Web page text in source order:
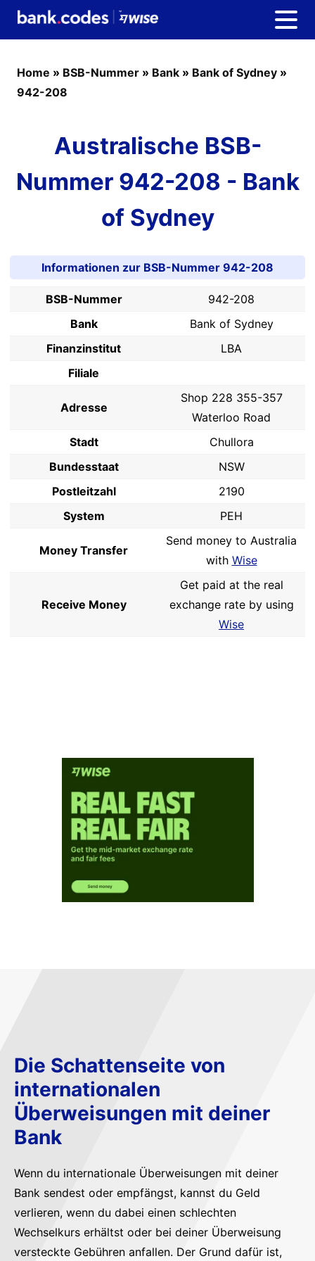
Home » BSB-Nummer » Bank » Bank of Sydney »
942-208
Australische BSB-
Nummer 942-208 - Bank
of Sydney
Informationen zur BSB-Nummer 942-208
BSB-Nummer
942-208
Bank
Bank of Sydney
Finanzinstitut
LBA
Filiale
Adresse
Shop 228 355-357
Waterloo Road
Stadt
Chullora
Bundesstaat
NSW
Postleitzahl
2190
System
PEH
Money Transfer
Send money to Australia
with Wise
Receive Money
Get paid at the real
exchange rate by using
Wise
Die Schattenseite von
internationalen
Überweisungen mit deiner
Bank
Wenn du internationale Überweisungen mit deiner
Bank sendest oder empfängst, kannst du Geld
verlieren, wenn du dabei einen schlechten
Wechselkurs erhältst oder bei deiner Überweisung
versteckte Gebühren anfallen. Der Grund dafür ist,